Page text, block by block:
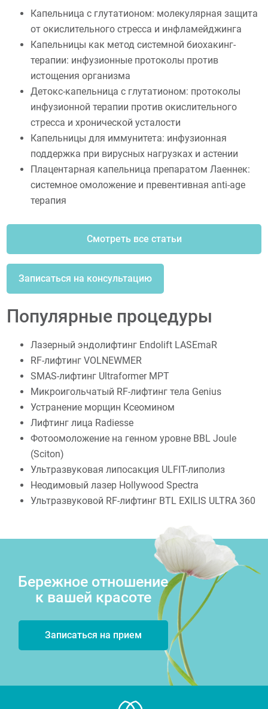
Капельница с глутатионом: молекулярная защита
от окислительного стресса и инфламейджинга
Капельницы как метод системной биохакинг-
терапии: инфузионные протоколы против
истощения организма
Детокс-капельница с глутатионом: протоколы
инфузионной терапии против окислительного
стресса и хронической усталости
Капельницы для иммунитета: инфузионная
поддержка при вирусных нагрузках и астении
Плацентарная капельница препаратом Лаеннек:
системное омоложение и превентивная anti-age
терапия
Смотреть все статьи
Записаться на консультацию
Популярные процедуры
Лазерный эндолифтинг Endolift LASEmaR
RF-лифтинг VOLNEWMER
SMAS-лифтинг Ultraformer MPT
Микроигольчатый RF-лифтинг тела Genius
Устранение морщин Ксеомином
Лифтинг лица Radiesse
Фотоомоложение на генном уровне BBL Joule
(Sciton)
Ультразвуковая липосакция ULFIT-липолиз
Неодимовый лазер Hollywood Spectra
Ультразвуковой RF-лифтинг BTL EXILIS ULTRA 360
Бережное отношение
к вашей красоте
Записаться на прием